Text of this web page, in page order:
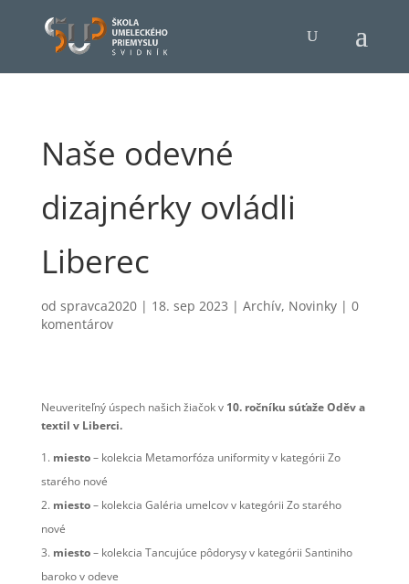
Naše odevné
dizajnérky ovládli
Liberec
od spravca2020| 18. sep 2023 | Archív, Novinky| 0
komentárov
Neuveriteľný úspech našich žiačok v 10. ročníku súťaže Oděv a
textil v Liberci.
miesto– kolekcia Metamorfóza uniformity v kategórii Zo
starého nové
miesto– kolekcia Galéria umelcov v kategórii Zo starého
nové
miesto– kolekcia Tancujúce pôdorysy v kategórii Santiniho
baroko v odeve